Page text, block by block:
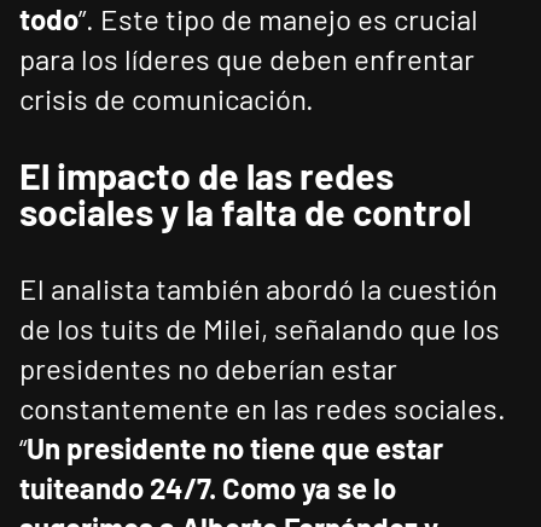
todo”. Este tipo de manejo es crucial
para los líderes que deben enfrentar
crisis de comunicación.
El impacto de las redes
sociales y la falta de control
El analista también abordó la cuestión
de los tuits de Milei, señalando que los
presidentes no deberían estar
constantemente en las redes sociales.
“Un presidente no tiene que estar
tuiteando 24/7. Como ya se lo